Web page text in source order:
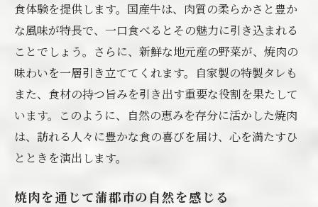
食体験を提供します。国産牛は、肉質の柔らかさと豊か
な風味が特長で、一口食べるとその魅力に引き込まれる
ことでしょう。さらに、新鮮な地元産の野菜が、焼肉の
味わいを一層引き立ててくれます。自家製の特製タレも
また、食材の持つ旨みを引き出す重要な役割を果たして
います。このように、自然の恵みを存分に活かした焼肉
は、訪れる人々に豊かな食の喜びを届け、心を満たすひ
とときを演出します。
焼肉を通じて蒲郡市の自然を感じる